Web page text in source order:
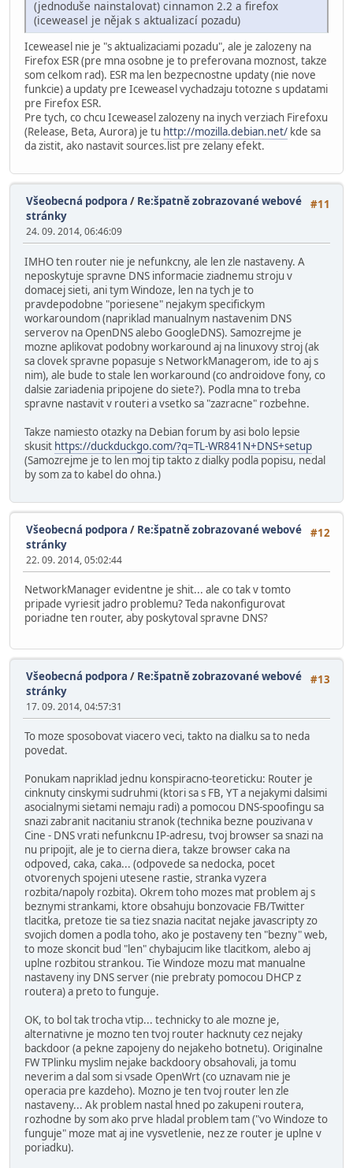
(jednoduše nainstalovat) cinnamon 2.2 a firefox
(iceweasel je nějak s aktualizací pozadu)
Iceweasel nie je "s aktualizaciami pozadu", ale je zalozeny na
Firefox ESR (pre mna osobne je to preferovana moznost, takze
som celkom rad). ESR ma len bezpecnostne updaty (nie nove
funkcie) a updaty pre Iceweasel vychadzaju totozne s updatami
pre Firefox ESR.
Pre tych, co chcu Iceweasel zalozeny na inych verziach Firefoxu
(Release, Beta, Aurora) je tu http://mozilla.debian.net/ kde sa
da zistit, ako nastavit sources.list pre zelany efekt.
#11
Všeobecná podpora / Re:špatně zobrazované webové
stránky
24. 09. 2014, 06:46:09
IMHO ten router nie je nefunkcny, ale len zle nastaveny. A
neposkytuje spravne DNS informacie ziadnemu stroju v
domacej sieti, ani tym Windoze, len na tych je to
pravdepodobne "poriesene" nejakym specifickym
workaroundom (napriklad manualnym nastavenim DNS
serverov na OpenDNS alebo GoogleDNS). Samozrejme je
mozne aplikovat podobny workaround aj na linuxovy stroj (ak
sa clovek spravne popasuje s NetworkManagerom, ide to aj s
nim), ale bude to stale len workaround (co androidove fony, co
dalsie zariadenia pripojene do siete?). Podla mna to treba
spravne nastavit v routeri a vsetko sa "zazracne" rozbehne.
Takze namiesto otazky na Debian forum by asi bolo lepsie
skusit https://duckduckgo.com/?q=TL-WR841N+DNS+setup
(Samozrejme je to len moj tip takto z dialky podla popisu, nedal
by som za to kabel do ohna.)
#12
Všeobecná podpora / Re:špatně zobrazované webové
stránky
22. 09. 2014, 05:02:44
NetworkManager evidentne je shit... ale co tak v tomto
pripade vyriesit jadro problemu? Teda nakonfigurovat
poriadne ten router, aby poskytoval spravne DNS?
#13
Všeobecná podpora / Re:špatně zobrazované webové
stránky
17. 09. 2014, 04:57:31
To moze sposobovat viacero veci, takto na dialku sa to neda
povedat.
Ponukam napriklad jednu konspiracno-teoreticku: Router je
cinknuty cinskymi sudruhmi (ktori sa s FB, YT a nejakymi dalsimi
asocialnymi sietami nemaju radi) a pomocou DNS-spoofingu sa
snazi zabranit nacitaniu stranok (technika bezne pouzivana v
Cine - DNS vrati nefunkcnu IP-adresu, tvoj browser sa snazi na
nu pripojit, ale je to cierna diera, takze browser caka na
odpoved, caka, caka... (odpovede sa nedocka, pocet
otvorenych spojeni utesene rastie, stranka vyzera
rozbita/napoly rozbita). Okrem toho mozes mat problem aj s
beznymi strankami, ktore obsahuju bonzovacie FB/Twitter
tlacitka, pretoze tie sa tiez snazia nacitat nejake javascripty zo
svojich domen a podla toho, ako je postaveny ten "bezny" web,
to moze skoncit bud "len" chybajucim like tlacitkom, alebo aj
uplne rozbitou strankou. Tie Windoze mozu mat manualne
nastaveny iny DNS server (nie prebraty pomocou DHCP z
routera) a preto to funguje.
OK, to bol tak trocha vtip... technicky to ale mozne je,
alternativne je mozno ten tvoj router hacknuty cez nejaky
backdoor (a pekne zapojeny do nejakeho botnetu). Originalne
FW TPlinku myslim nejake backdoory obsahovali, ja tomu
neverim a dal som si vsade OpenWrt (co uznavam nie je
operacia pre kazdeho). Mozno je ten tvoj router len zle
nastaveny... Ak problem nastal hned po zakupeni routera,
rozhodne by som ako prve hladal problem tam ("vo Windoze to
funguje" moze mat aj ine vysvetlenie, nez ze router je uplne v
poriadku).